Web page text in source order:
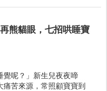
熊貓眼，七招哄睡寶
覺呢？」新生兒夜夜啼
苦來源，常照顧寶寶到